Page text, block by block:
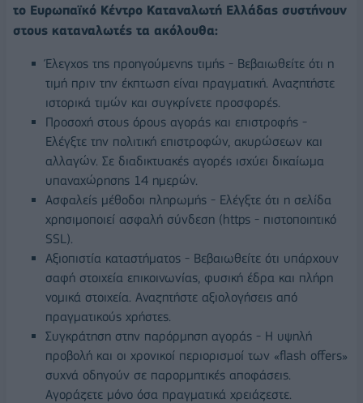
το Ευρωπαϊκό Κέντρο Καταναλωτή Ελλάδας συστήνουν
στους καταναλωτές τα ακόλουθα:
Έλεγχος της προηγούμενης τιμής - Βεβαιωθείτε ότι η
τιμή πριν την έκπτωση είναι πραγματική. Αναζητήστε
ιστορικά τιμών και συγκρίνετε προσφορές.
Προσοχή στους όρους αγοράς και επιστροφής -
Ελέγξτε την πολιτική επιστροφών, ακυρώσεων και
αλλαγών. Σε διαδικτυακές αγορές ισχύει δικαίωμα
υπαναχώρησης 14 ημερών.
Ασφαλείς μέθοδοι πληρωμής - Ελέγξτε ότι η σελίδα
χρησιμοποιεί ασφαλή σύνδεση (https - πιστοποιητικό
SSL).
Αξιοπιστία καταστήματος - Βεβαιωθείτε ότι υπάρχουν
σαφή στοιχεία επικοινωνίας, φυσική έδρα και πλήρη
νομικά στοιχεία. Αναζητήστε αξιολογήσεις από
πραγματικούς χρήστες.
Συγκράτηση στην παρόρμηση αγοράς - Η υψηλή
προβολή και οι χρονικοί περιορισμοί των «flash offers»
συχνά οδηγούν σε παρορμητικές αποφάσεις.
Αγοράζετε μόνο όσα πραγματικά χρειάζεστε.